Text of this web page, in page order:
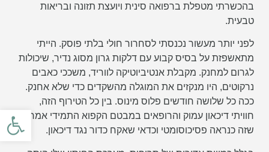
בהכשרתי מטפלת ברפואה סינית ויועצת תזונה ובריאות
טבעית.
לפני יותר מעשור נכנסתי לסחרור חולי בלתי פוסק. הייתי
מתאשפזת על בסיס קבוע עם דלקות גרון מסוג נדיר, שיכולות
לגרום למחנק. מקבלת אנטיביוטיקה לווריד, משככי כאבים
נרקוטים, היו מנקזים את המוגלה מהשקדים כדי שלא אחנק.
ככה כל שלושה חודשים פלוס מינוס. בין כל הטירוף הזה,
חוויתי דיכאון עמוק והרופאים במבטם הקפוא התמידי אמרו לי
שזה כנראה פסיכוסומטי וכדאי שאקח כדור נגד דיכאון.
פתח